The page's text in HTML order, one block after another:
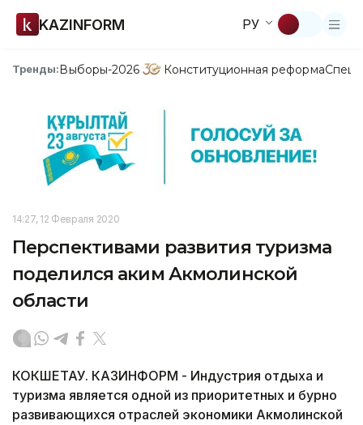
KAZINFORM РУ
Тренды:Выборы-2026 Конституционная реформа
14:27, 12 Февраля 2020
Перспективами развития туризма
поделился аким Акмолинской
области
КОКШЕТАУ. КАЗИНФОРМ - Индустрия отдыха и
туризма является одной из приоритетных и бурно
развивающихся отраслей экономики Акмолинской